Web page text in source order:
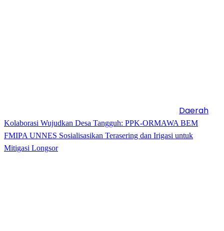
Daerah
Kolaborasi Wujudkan Desa Tangguh: PPK-ORMAWA BEM
FMIPA UNNES Sosialisasikan Terasering dan Irigasi untuk
Mitigasi Longsor